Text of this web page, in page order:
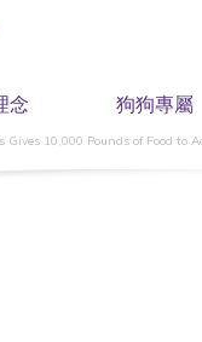
念 狗狗專屬
Gives 10,000 Pounds of Food to